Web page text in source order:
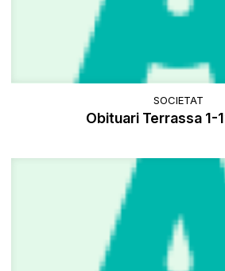
SOCIETAT
Obituari Terrassa 1-